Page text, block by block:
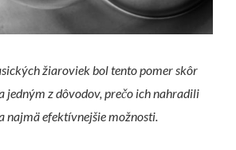
žiaroviek bol tento pomer skôr
jedným z dôvodov, prečo ich nahradili
najmä efektívnejšie možnosti.